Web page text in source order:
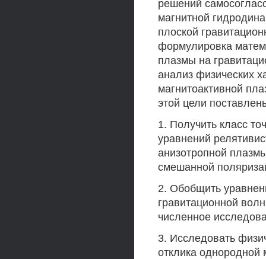
решений
магнитной
плоской
формулировка
плазмы на
анализ физических
магнитоактивной
этой цели
1. Получить класс
уравнений
анизотропной
смешанной
2. Обобщить
гравитационной
численное
3. Исследовать
отклика